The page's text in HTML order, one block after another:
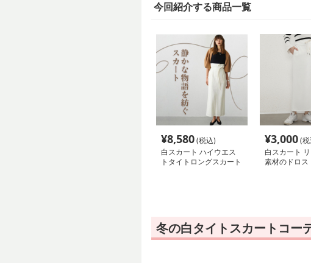
今回紹介する商品一覧
¥8,580(税込)
白スカート ハイウエス
トタイトロングスカート
¥3,000(税
白スカート
素材のドロス
冬の白タイトスカートコー